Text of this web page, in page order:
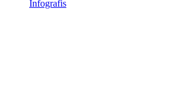
Infografis